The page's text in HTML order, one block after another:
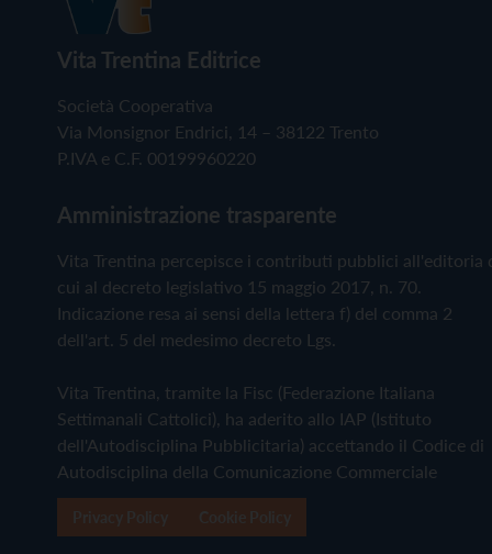
Vita Trentina Editrice
Società Cooperativa
Via Monsignor Endrici, 14 – 38122 Trento
P.IVA e C.F. 00199960220
Amministrazione trasparente
Vita Trentina percepisce i contributi pubblici all'editoria
cui al decreto legislativo 15 maggio 2017, n. 70.
Indicazione resa ai sensi della lettera f) del comma 2
dell'art. 5 del medesimo decreto Lgs.
Vita Trentina, tramite la Fisc (Federazione Italiana
Settimanali Cattolici), ha aderito allo IAP (Istituto
dell'Autodisciplina Pubblicitaria) accettando il Codice di
Autodisciplina della Comunicazione Commerciale